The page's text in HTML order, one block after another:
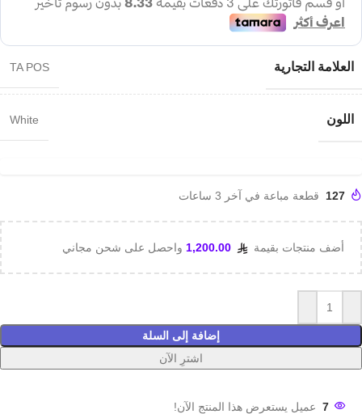
العلامة التجارية TA POS
اللون White
127 قطعة مباعة في آخر 3 ساعات
أضف منتجات بقيمة 1,200.00 واحصل على شحن مجاني
إضافة إلى السلة
اشترِ الآن
7 عميل يستعرض هذا المنتج الآن!